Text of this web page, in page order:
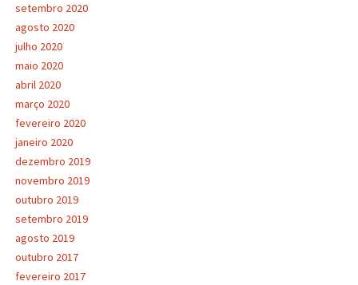
setembro 2020
agosto 2020
julho 2020
maio 2020
abril 2020
março 2020
fevereiro 2020
janeiro 2020
dezembro 2019
novembro 2019
outubro 2019
setembro 2019
agosto 2019
outubro 2017
fevereiro 2017